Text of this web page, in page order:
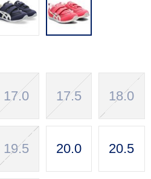
17.0 17.5 18.0
19.5 20.0 20.5